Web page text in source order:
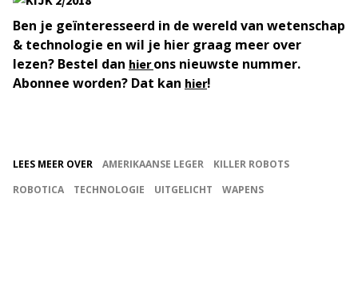
Ben je geïnteresseerd in de wereld van wetenschap
& technologie en wil je hier graag meer over
lezen? Bestel dan hierons nieuwste nummer.
Abonnee worden? Dat kan hier!
LEES MEER OVER AMERIKAANSE LEGER
KILLER ROBOTS
ROBOTICA
TECHNOLOGIE UITGELICHT WAPENS